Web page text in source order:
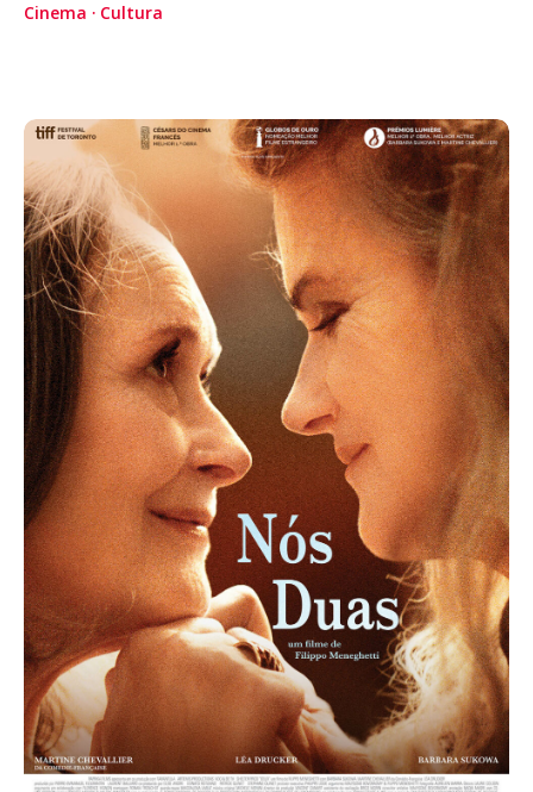
Política de Privacidade
Política de Cookies
Acompanhe a Leiria Agenda
CULTURA
DESPORTO
Cinema Cultura